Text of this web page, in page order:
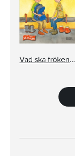
Vad ska fröken säga?